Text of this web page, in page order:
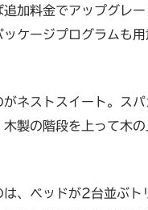
加料金でアップグレー
ケージプログラムも
ネストスイート。ス
製の階段を上って木
、ベッドが2台並ぶト